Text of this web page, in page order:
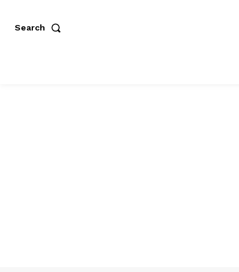
Search